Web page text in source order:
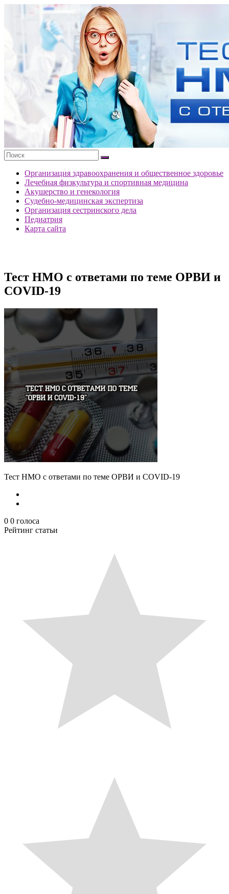
содержимому
портала
ответами
Организация здравоохранения и общественное здоровье
Лечебная физкультура и спортивная медицина
Акушерство и генекология
Судебно-медицинская экспертиза
Организация сестринского дела
Педиатрия
Карта сайта
Тест НМО с ответами по теме ОРВИ и
COVID-19
Тест НМО с ответами по теме ОРВИ и COVID-19
0 0 голоса
Рейтинг статьи